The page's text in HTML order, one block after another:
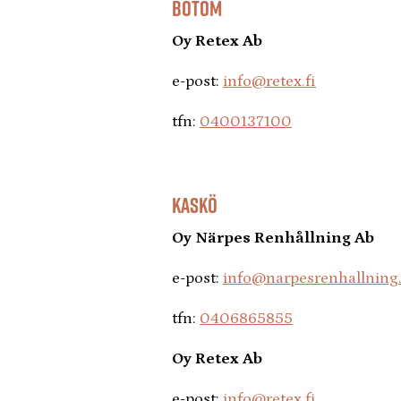
BÖTOM
Oy Retex Ab
e-post: info@retex.fi
tfn: 0400137100
KASKÖ
Oy Närpes Renhållning Ab
e-post:
tfn: 0406865855
Oy Retex Ab